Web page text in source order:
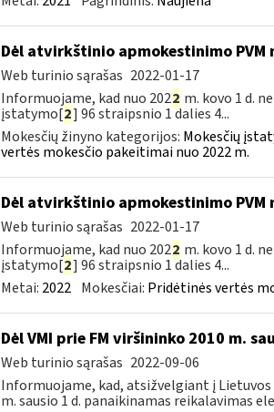
Dėl atvirkštinio apmokestinimo
Web turinio sąrašas 2022-01-17
Informuojame, kad nuo 2022 m. kovo 1 d.
įstatymo[2] 96 straipsnio 1 dalies 4...
Mokesčių žinyno kategorijos: Mokesčių
vertės mokesčio pakeitimai nuo 2022 m.
Dėl atvirkštinio apmokestinimo
Web turinio sąrašas 2022-01-17
Informuojame, kad nuo 2022 m. kovo 1 d.
įstatymo[2] 96 straipsnio 1 dalies 4...
Metai: 2022 Mokesčiai: Pridėtinės vertės
Dėl VMI prie FM viršininko 2010 m.
Web turinio sąrašas 2022-09-06
Informuojame, kad, atsižvelgiant į
m. sausio 1 d. panaikinamas reikalavimas